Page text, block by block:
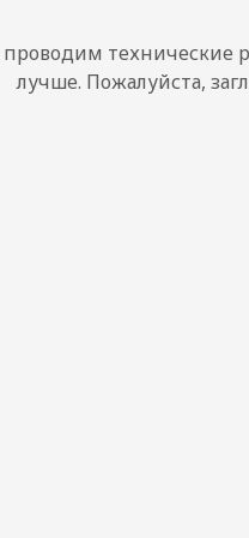
технические
лучше. Пожалуйста,